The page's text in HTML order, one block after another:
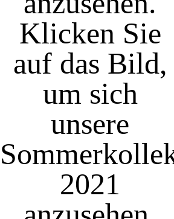
Klicken Sie
auf das Bild,
um sich
unsere
2021